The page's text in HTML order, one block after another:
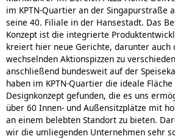
im KPTN-Quartier an der Singapurstraße
seine 40. Filiale in der Hansestadt. Das
Konzept ist die integrierte
kreiert hier neue Gerichte, darunter
wechselnden Aktionspizzen zu
anschließend bundesweit auf der
haben im KPTN-Quartier die ideale
Designkonzept gefunden, die es uns
über 60 Innen- und Außensitzplätze mit
an einem belebten Standort zu bieten.
wir die umliegenden Unternehmen sehr